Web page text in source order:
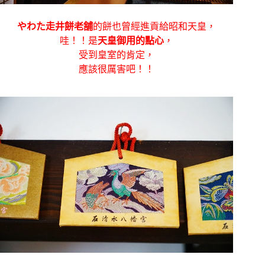
やわた走井餅老舗的餅也曾經進貢給昭和天皇，
哇！！是天皇御用的點心 ，
受到皇室的肯定，
應該很厲害吧！！